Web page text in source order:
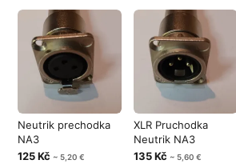
Neutrik prechodka
NA3
125 Kč ~ 5,20 €
XLR Pruchodka
Neutrik NA3
135 Kč ~ 5,60 €